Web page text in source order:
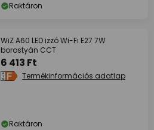
Raktáron
WiZ A60 LED izzó Wi-Fi E27 7W
borostyán CCT
6 413 Ft
Termékinformációs adatlap
Raktáron